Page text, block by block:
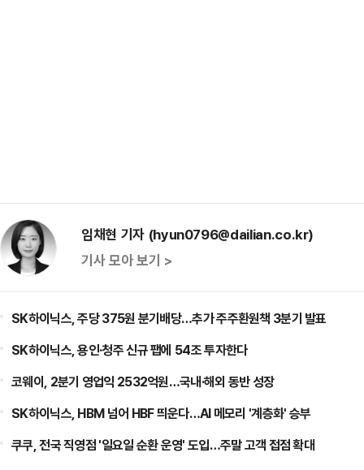
임채현 기자 (hyun0796@dailian.co.kr)
기사 모아 보기 >
SK하이닉스, 주당 375원 분기배당…추가 주주환원책 3분기 발표
SK하이닉스, 용인·청주 신규 팹에 54조 투자한다
코웨이, 2분기 영업익 2532억원…국내·해외 동반 성장
SK하이닉스, HBM 넘어 HBF 띄운다…AI 메모리 '계층화' 승부
쿠쿠, 전국 직영점 '일요일 순환 운영' 도입…주말 고객 접점 확대